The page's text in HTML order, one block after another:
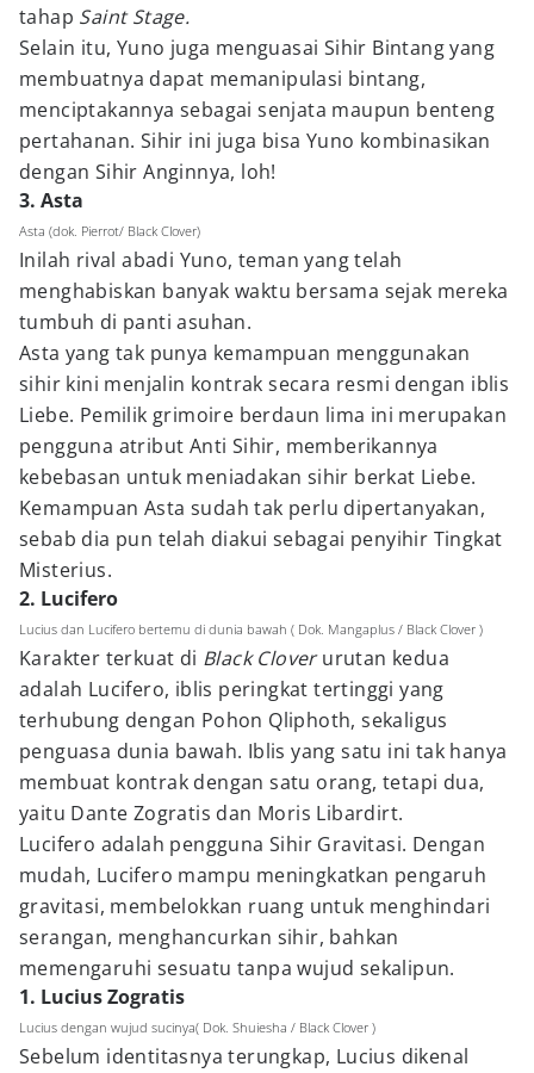
tahap Saint Stage.
Selain itu, Yuno juga menguasai Sihir Bintang yang
membuatnya dapat memanipulasi bintang,
menciptakannya sebagai senjata maupun benteng
pertahanan. Sihir ini juga bisa Yuno kombinasikan
dengan Sihir Anginnya, loh!
3. Asta
Asta (dok. Pierrot/ Black Clover)
Inilah rival abadi Yuno, teman yang telah
menghabiskan banyak waktu bersama sejak mereka
tumbuh di panti asuhan.
Asta yang tak punya kemampuan menggunakan
sihir kini menjalin kontrak secara resmi dengan iblis
Liebe. Pemilik grimoire berdaun lima ini merupakan
pengguna atribut Anti Sihir, memberikannya
kebebasan untuk meniadakan sihir berkat Liebe.
Kemampuan Asta sudah tak perlu dipertanyakan,
sebab dia pun telah diakui sebagai penyihir Tingkat
Misterius.
2. Lucifero
Lucius dan Lucifero bertemu di dunia bawah ( Dok. Mangaplus / Black Clover )
Karakter terkuat di Black Cloverurutan kedua
adalah Lucifero, iblis peringkat tertinggi yang
terhubung dengan Pohon Qliphoth, sekaligus
penguasa dunia bawah. Iblis yang satu ini tak hanya
membuat kontrak dengan satu orang, tetapi dua,
yaitu Dante Zogratis dan Moris Libardirt.
Lucifero adalah pengguna Sihir Gravitasi. Dengan
mudah, Lucifero mampu meningkatkan pengaruh
gravitasi, membelokkan ruang untuk menghindari
serangan, menghancurkan sihir, bahkan
memengaruhi sesuatu tanpa wujud sekalipun.
1. Lucius Zogratis
Lucius dengan wujud sucinya( Dok. Shuiesha / Black Clover )
Sebelum identitasnya terungkap, Lucius dikenal